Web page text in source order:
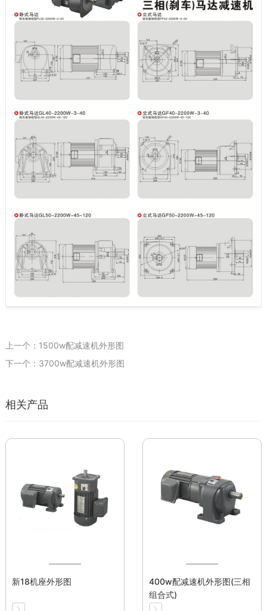
上一个：1500w配减速机外形图
下一个：3700w配减速机外形图
相关产品
新18机座外形图
400w配减速机外形图(三相
组合式)